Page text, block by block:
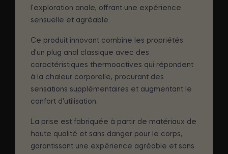
l'exploration anale, offrant une expérience
sensuelle et agréable.
Ce produit innovant combine les propriétés
d'un plug anal classique avec des
caractéristiques thermoactives qui répondent
à la chaleur corporelle, procurant des
sensations supplémentaires et augmentant le
confort d'utilisation.
La prise est fabriquée à partir de matériaux de
haute qualité et sans danger pour le corps,
garantissant une expérience agréable et sans